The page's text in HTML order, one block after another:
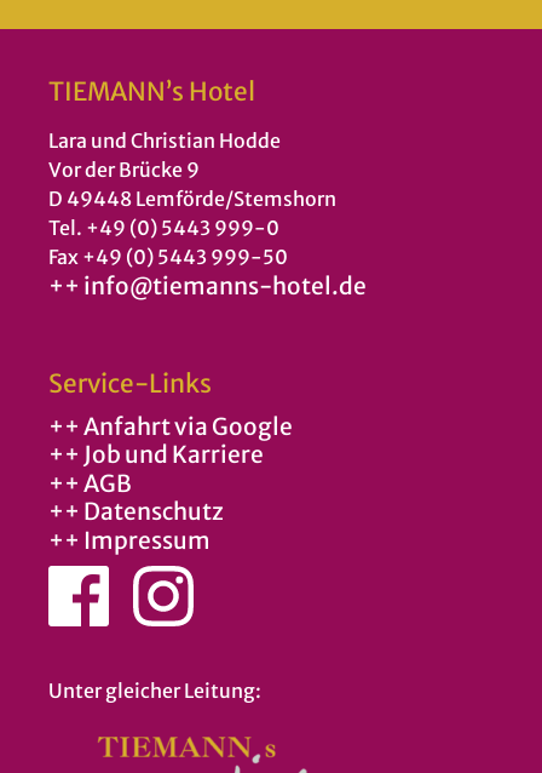
TIEMANN’s Hotel
Lara und Christian Hodde
Vor der Brücke 9
D 49448 Lemförde/Stemshorn
Tel. +49 (0) 5443 999-0
Fax +49 (0) 5443 999-50
++ info@tiemanns-hotel.de
Service-Links
++ Anfahrt via Google
++ Job und Karriere
++ AGB
++ Datenschutz
++ Impressum
Unter gleicher Leitung: